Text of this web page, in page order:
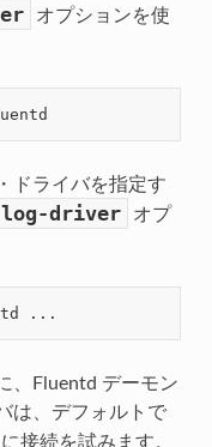
オプションを使
ドライバを指定す
driver
オプ
、Fluentd デーモン
は、デフォルトで
接続を試みます。